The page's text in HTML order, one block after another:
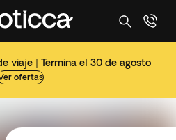
viaje | Termina el 30 de agosto
ofertas